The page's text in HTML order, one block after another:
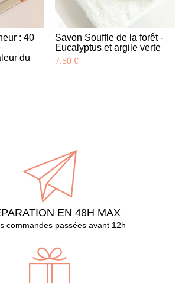
: 40
du
Savon Souffle de la forêt -
Eucalyptus et argile verte
7.50 €
EN 48H MAX
commandes passées avant 12h